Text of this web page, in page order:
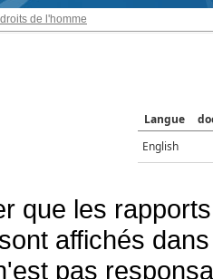
de l'homme
Langue
English
que les
sont affichés
pas